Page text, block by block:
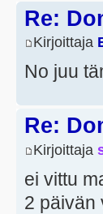
Re:
Kirjoittaja
No juu
Re:
Kirjoittaja
ei vittu
2 päivän